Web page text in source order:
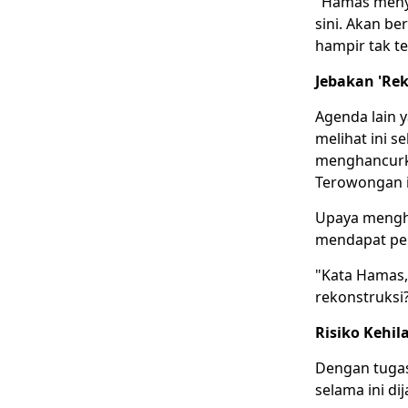
sini. Akan
hampir tak
Jebakan
Agenda lain
melihat ini
Terowongan
Upaya
mendapat
"Kata
Risiko
Dengan
selama ini